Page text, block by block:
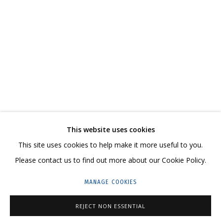
КРАСНОГОРСКИЙ ГОРОДСКОЙ ОКРУГ,
This website uses cookies
This site uses cookies to help make it more useful to you.
Please contact us to find out more about our Cookie Policy.
MANAGE COOKIES
REJECT NON ESSENTIAL